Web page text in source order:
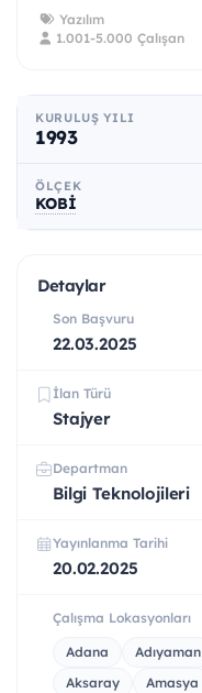
Yazılım
1.001-5.000 Çalışan
KURULUŞ YILI
1993
ÖLÇEK
KOBİ
Detaylar
Son Başvuru
22.03.2025
İlan Türü
Stajyer
Departman
Bilgi Teknolojileri
Yayınlanma Tarihi
20.02.2025
Çalışma Lokasyonları
Adana Adıyaman
Aksaray
Amasya